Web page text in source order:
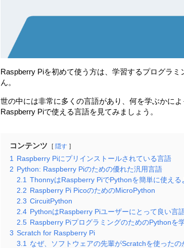
Raspberry Piを初めて使う方は、学習するプログラ
ん。
世の中には非常に多くの言語があり、何を学ぶかに
Raspberry Piで使える言語を見てみましょう。
コンテンツ 隠す
1
Raspberry Piにプリインストールされている言語
2 Python: Raspberry Piのための優れた汎用言語
2.1
ThonnyはRaspberry PiでPythonを簡単に使える
2.2 Raspberry Pi PicoのためのMicroPython
2.3 CircuitPython
2.4 PythonはRaspberry Piユーザーにとって良い言
2.5 Raspberry PiプログラミングのためのPythonを
3 Scratch for Raspberry Pi
3.1
なぜ、ソフトウェアの先輩がScratchを使ったの